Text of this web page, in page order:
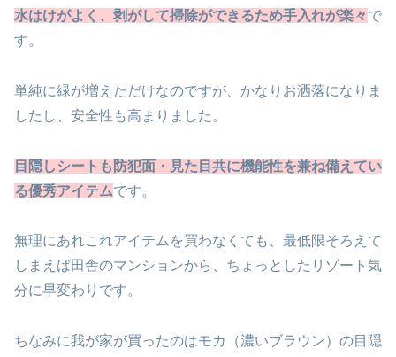
水はけがよく、剥がして掃除ができるため手入れが楽々 で
す。
単純に緑が増えただけなのですが、かなりお洒落になりま
したし、安全性も高まりました。
目隠しシートも防犯面・見た目共に機能性を兼ね備えてい
る優秀アイテムです。
無理にあれこれアイテムを買わなくても、最低限そろえて
しまえば田舎のマンションから、ちょっとしたリゾート気
分に早変わりです。
ちなみに我が家が買ったのはモカ（濃いブラウン）の目隠